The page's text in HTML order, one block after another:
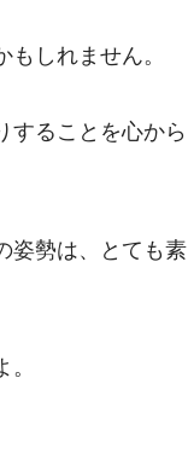
しれません。
することを心から
姿勢は、とても素